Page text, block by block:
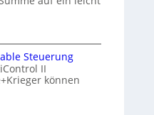
Steuerung
II
können